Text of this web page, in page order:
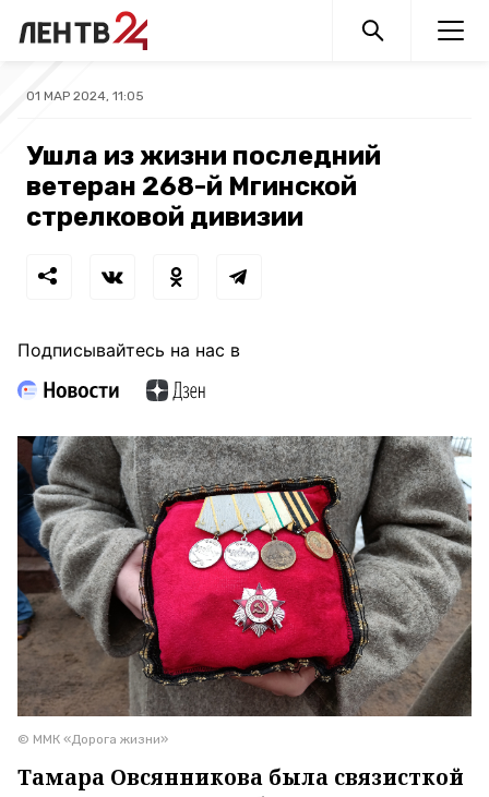
01 МАР 2024, 11:05
Ушла из жизни последний
ветеран 268-й Мгинской
стрелковой дивизии
Подписывайтесь на нас в
© ММК «Дорога жизни»
Тамара Овсянникова была связисткой